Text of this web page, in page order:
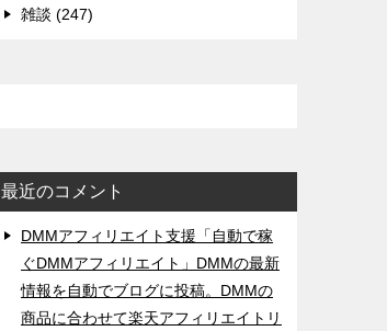
雑談 (247)
最近のコメント
DMMアフィリエイト支援「自動で稼
ぐDMMアフィリエイト」DMMの最新
情報を自動でブログに投稿。DMMの
商品に合わせて楽天アフィリエイトリ